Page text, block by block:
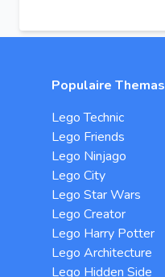
Populaire Themas
Lego Technic
Lego Friends
Lego Ninjago
Lego City
Lego Star Wars
Lego Creator
Lego Harry Potter
Lego Architecture
Lego Hidden Side